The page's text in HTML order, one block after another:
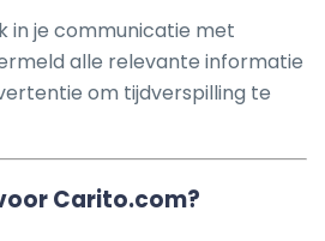
in je communicatie met
alle relevante informatie
om tijdverspilling te
Carito.com?